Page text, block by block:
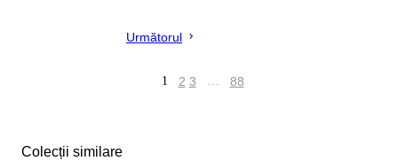
Următorul
1 2 3 … 88
Colecții similare